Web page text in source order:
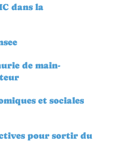
dans la
de main-
et sociales
pour sortir du